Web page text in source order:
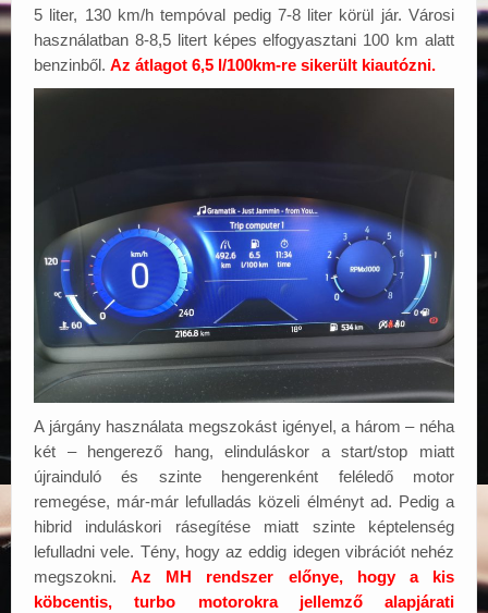
5 liter, 130 km/h tempóval pedig 7-8 liter körül jár. Városi
használatban 8-8,5 litert képes elfogyasztani 100 km alatt
benzinből. Az átlagot 6,5 l/100km-re sikerült kiautózni.
A járgány használata megszokást igényel, a három – néha
két – hengerező hang, elinduláskor a start/stop miatt
újrainduló és szinte hengerenként feléledő motor
remegése, már-már lefulladás közeli élményt ad. Pedig a
hibrid induláskori rásegítése miatt szinte képtelenség
lefulladni vele. Tény, hogy az eddig idegen vibrációt nehéz
megszokni.Az MH rendszer előnye, hogy a kis
köbcentis, turbo motorokra jellemző alapjárati